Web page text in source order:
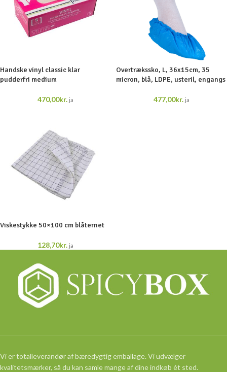
Handske vinyl classic klar
pudderfri medium
470,00kr. ja
Overtrækssko, L, 36x15cm, 35
micron, blå, LDPE, usteril, engangs
477,00kr. ja
Viskestykke 50×100 cm blåternet
128,70kr. ja
Vi er totalleverandør af bæredygtig emballage. Vi udvælger
kvalitetsmærker, så du kan samle mange af dine indkøb ét sted.